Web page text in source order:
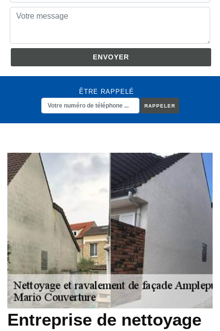
ÊTRE RAPPELÉ
Entreprise de nettoyage